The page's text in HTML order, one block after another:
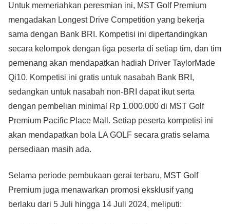
Untuk memeriahkan peresmian ini, MST Golf Premium
mengadakan Longest Drive Competition yang bekerja
sama dengan Bank BRI. Kompetisi ini dipertandingkan
secara kelompok dengan tiga peserta di setiap tim, dan tim
pemenang akan mendapatkan hadiah Driver TaylorMade
Qi10. Kompetisi ini gratis untuk nasabah Bank BRI,
sedangkan untuk nasabah non-BRI dapat ikut serta
dengan pembelian minimal Rp 1.000.000 di MST Golf
Premium Pacific Place Mall. Setiap peserta kompetisi ini
akan mendapatkan bola LA GOLF secara gratis selama
persediaan masih ada.
Selama periode pembukaan gerai terbaru, MST Golf
Premium juga menawarkan promosi eksklusif yang
berlaku dari 5 Juli hingga 14 Juli 2024, meliputi: